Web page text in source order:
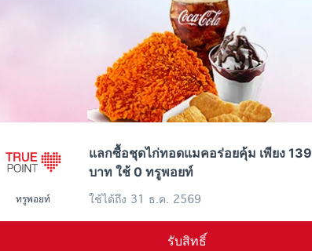
แลกซื้อชุดไก่ทอดแมคอร่อยคุ้ม เพียง 139
บาท ใช้ 0 ทรูพอยท์
ทรูพอยท์ ใช้ได้ถึง 31 ธ.ค. 2569
รับสิทธิ์